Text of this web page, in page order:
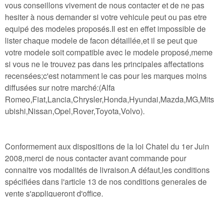
vous conseillons vivement de nous contacter et de ne pas
hesiter à nous demander si votre vehicule peut ou pas etre
equipé des modeles proposés.Il est en effet impossible de
lister chaque modele de facon détaillée,et il se peut que
votre modele soit compatible avec le modele proposé,meme
si vous ne le trouvez pas dans les principales affectations
recensées;c'est notamment le cas pour les marques moins
diffusées sur notre marché:(Alfa
Romeo,Fiat,Lancia,Chrysler,Honda,Hyundai,Mazda,MG,Mits
ubishi,Nissan,Opel,Rover,Toyota,Volvo).
Conformement aux dispositions de la loi Chatel du 1er Juin
2008,merci de nous contacter avant commande pour
connaitre vos modalités de livraison.A défaut,les conditions
spécifiées dans l'article 13 de nos conditions generales de
vente s'appliqueront d'office.